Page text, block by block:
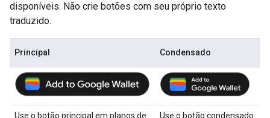
disponíveis. Não crie botões com seu próprio texto
traduzido.
Principal Condensado
Use o botão principal em planos de
Use o botão condensado